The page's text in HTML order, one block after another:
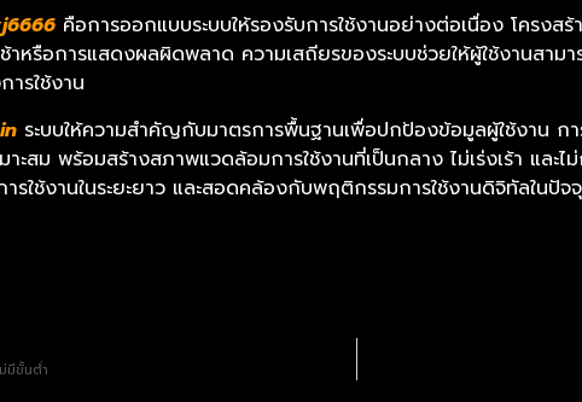
คือการออกแบบระบบให้รองรับการใช้งานอย่างต่อเนื่อง โครง
รือการแสดงผลผิดพลาด ความเสถียรของระบบช่วยให้ผู้ใช้งานสามา
รใช้งาน
ระบบให้ความสำคัญกับมาตรการพื้นฐานเพื่อปกป้องข้อมูลผู้ใช้งาน ก
าะสม พร้อมสร้างสภาพแวดล้อมการใช้งานที่เป็นกลาง ไม่เร่งเร้า แล
รใช้งานในระยะยาว และสอดคล้องกับพฤติกรรมการใช้งานดิจิทัลในปัจ
มีขั้นต่ำ